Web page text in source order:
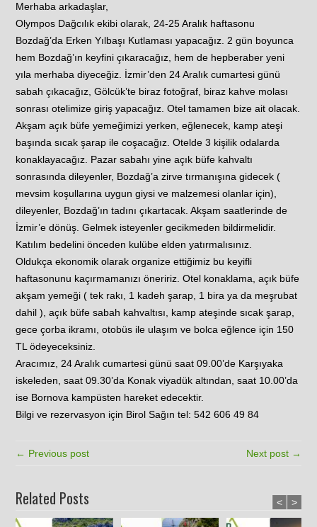
Merhaba arkadaşlar,
Olympos Dağcılık ekibi olarak, 24-25 Aralık haftasonu
Bozdağ’da Erken Yılbaşı Kutlaması yapacağız. 2 gün boyunca
hem Bozdağ’ın keyfini çıkaracağız, hem de hepberaber yeni
yıla merhaba diyeceğiz. İzmir’den 24 Aralık cumartesi günü
sabah çıkacağız, Gölcük’te biraz fotoğraf, biraz kahve molası
sonrası otelimize giriş yapacağız. Otel tamamen bize ait olacak.
Akşam açık büfe yemeğimizi yerken, eğlenecek, kamp ateşi
başında sıcak şarap ile coşacağız. Otelde 3 kişilik odalarda
konaklayacağız. Pazar sabahı yine açık büfe kahvaltı
sonrasında dileyenler, Bozdağ’a zirve tırmanışına gidecek (
mevsim koşullarına uygun giysi ve malzemesi olanlar için),
dileyenler, Bozdağ’ın tadını çıkartacak. Akşam saatlerinde de
İzmir’e dönüş. Gelmek isteyenler gecikmeden bildirmelidir.
Katılım bedelini önceden kulübe elden yatırmalısınız.
Oldukça ekonomik olarak organize ettiğimiz bu keyifli
haftasonunu kaçırmamanızı öneririz. Otel konaklama, açık büfe
akşam yemeği ( tek rakı, 1 kadeh şarap, 1 bira ya da meşrubat
dahil ), açık büfe sabah kahvaltısı, kamp ateşinde sıcak şarap,
gece çorba ikramı, otobüs ile ulaşım ve bolca eğlence için 150
TL ödeyeceksiniz.
Aracımız, 24 Aralık cumartesi günü saat 09.00’de Karşıyaka
iskeleden, saat 09.30’da Konak viyadük altından, saat 10.00’da
ise Bornova kampüsten hareket edecektir.
Bilgi ve rezervasyon için Birol Sağın tel: 542 606 49 84
← Previous post Next post →
Related Posts < >